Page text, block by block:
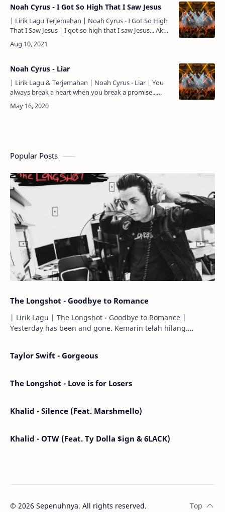
Noah Cyrus - I Got So High That I Saw Jesus
| Lirik Lagu Terjemahan | Noah Cyrus - I Got So High
That I Saw Jesus | I got so high that I saw Jesus... Aku
sangat mabuk, sampai-sampai aku melihat Yesus... He
sa…
Noah Cyrus - Liar
| Lirik Lagu & Terjemahan | Noah Cyrus - Liar | You
always break a heart when you break a promise...
Kamu selalu menghancurkan hati saat kamu
menghancurkan jan…
Popular Posts
The Longshot - Goodbye to Romance
| Lirik Lagu | The Longshot - Goodbye to Romance |
Yesterday has been and gone. Kemarin telah hilang.
Taylor Swift - Gorgeous
The Longshot - Love is for Losers
Khalid - Silence (Feat. Marshmello)
Khalid - OTW (Feat. Ty Dolla $ign & 6LACK)
© 2026 Sepenuhnya. All rights reserved.